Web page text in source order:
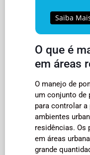
Saiba
O que é
em áreas
O manejo de
um conjunto de
para controlar
ambientes
residências. Os
em áreas
grande